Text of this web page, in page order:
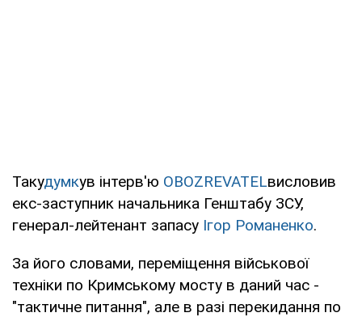
Такудумкув інтерв'ю OBOZREVATELвисловив
екс-заступник начальника Генштабу ЗСУ,
генерал-лейтенант запасу Ігор Романенко.
За його словами, переміщення військової
техніки по Кримському мосту в даний час -
"тактичне питання", але в разі перекидання по